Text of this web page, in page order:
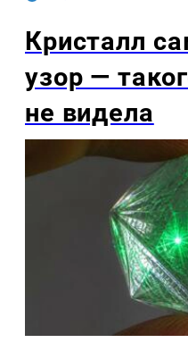
Кристалл
узор —
не видела